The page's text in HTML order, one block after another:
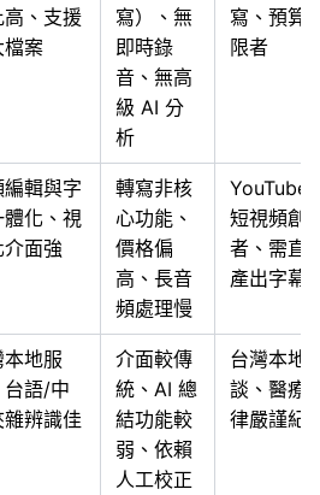
高、支援
檔案
寫）、無
即時錄
音、無高
級 AI 分
析
寫、預算
限者
輯與字
體化、視
介面強
轉寫非核
心功能、
價格偏
高、長音
頻處理慢
YouTuber
短視頻創
者、需直
產出字幕
本地服
台語/中
辨識佳
介面較傳
統、AI 總
結功能較
弱、依賴
人工校正
台灣本地
談、醫療/
律嚴謹紀